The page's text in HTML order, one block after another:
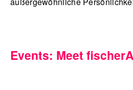
Events: Meet